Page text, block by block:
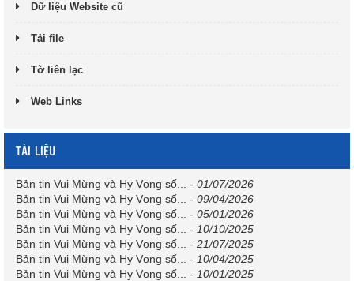
Dữ liệu Website cũ
Tải file
Tờ liên lạc
Web Links
TÀI LIỆU
Bản tin Vui Mừng và Hy Vọng số... - 01/07/2026
Bản tin Vui Mừng và Hy Vọng số...
- 09/04/2026
Bản tin Vui Mừng và Hy Vọng số...
- 05/01/2026
Bản tin Vui Mừng và Hy Vọng số...
- 10/10/2025
Bản tin Vui Mừng và Hy Vọng số...
- 21/07/2025
Bản tin Vui Mừng và Hy Vọng số...
- 10/04/2025
Bản tin Vui Mừng và Hy Vọng số...
- 10/01/2025